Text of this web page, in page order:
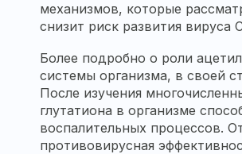
механизмов, которые
снизит риск развития вируса
Более подробно о роли
системы организма, в своей
После изучения
глутатиона в организме
воспалительных процессов.
противовирусная